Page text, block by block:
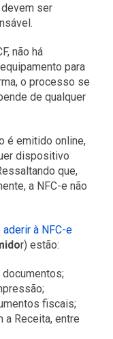
ser
não há
para
o processo se
de qualquer
é emitido online,
dispositivo
que,
a NFC-e não
aderir à NFC-e
r) estão:
fiscais;
a Receita, entre